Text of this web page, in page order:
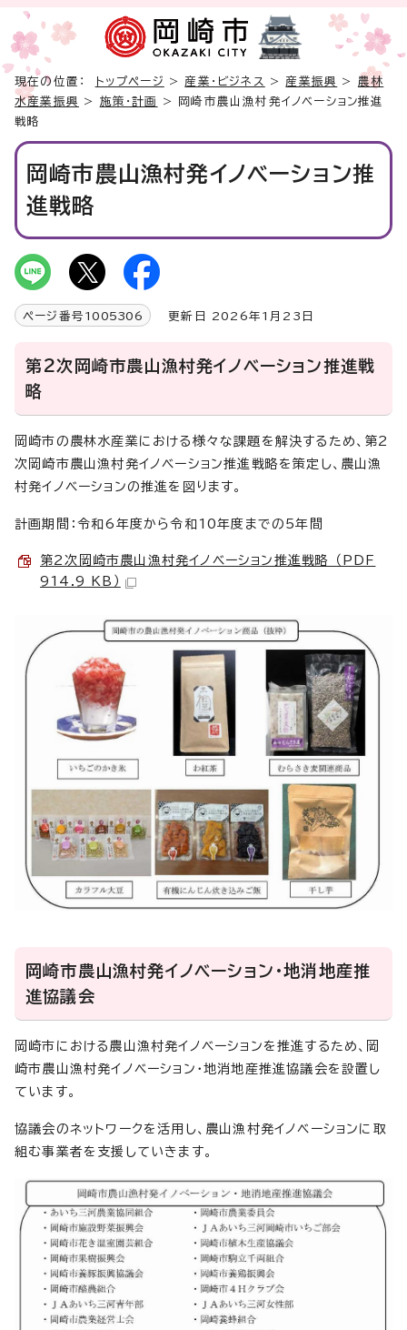
現在の位置： トップページ > 産業・ビジネス > 産業振興 > 農林
水産業振興
> 施策・計画
> 岡崎市農山漁村発イノベーション推進
戦略
岡崎市農山漁村発イノベーション推
進戦略
ページ番号 1005306 更新日 2026年1月23日
第2次岡崎市農山漁村発イノベーション推進戦
略
岡崎市の農林水産業における様々な課題を解決するため、第2
次岡崎市農山漁村発イノベーション推進戦略を策定し、農山漁
村発イノベーションの推進を図ります。
計画期間：令和6年度から令和10年度までの5年間
第2次岡崎市農山漁村発イノベーション推進戦略 （PDF
914.9 KB）
岡崎市農山漁村発イノベーション・地消地産推
進協議会
岡崎市における農山漁村発イノベーションを推進するため、岡
崎市農山漁村発イノベーション・地消地産推進協議会を設置し
ています。
協議会のネットワークを活用し、農山漁村発イノベーションに取
組む事業者を支援していきます。